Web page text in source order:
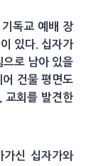
독교 예배 장
있다. 십자가
으로 남아 있을
건물 평면도
교회를 발견한
가신 십자가와